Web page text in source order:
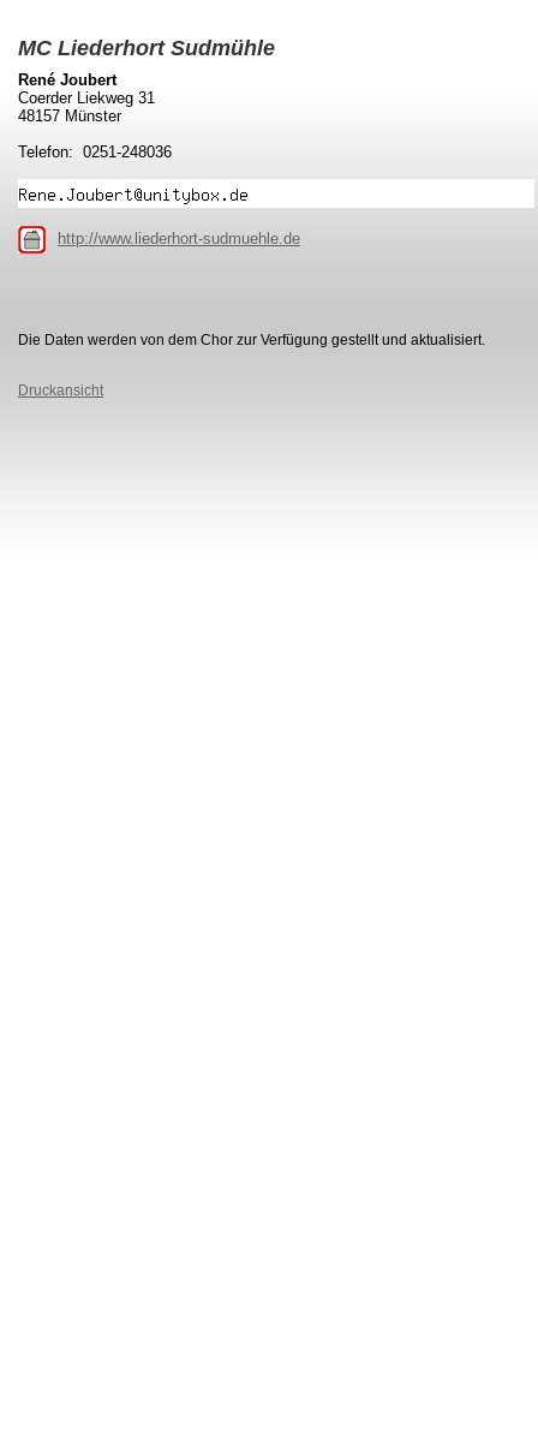
MC Liederhort Sudmühle
René Joubert
Coerder Liekweg 31
48157 Münster
Telefon: 0251-248036
http://www.liederhort-sudmuehle.de
Die Daten werden von dem Chor zur Verfügung gestellt und aktualisiert.
Druckansicht